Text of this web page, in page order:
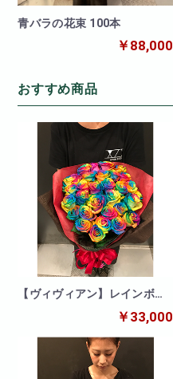
青バラの花束 100本
￥88,000
おすすめ商品
【ヴィヴィアン】レインボー
￥33,000